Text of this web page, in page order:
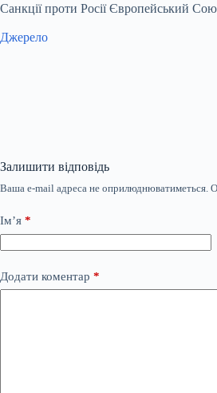
Санкції проти Росії Європейський
Джерело
Залишити відповідь
Ваша e-mail адреса не оприлюднюватиметься.
Ім’я *
Додати коментар *